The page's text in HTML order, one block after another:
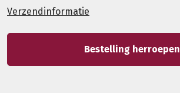
Verzendinformatie
Bestelling herroepen